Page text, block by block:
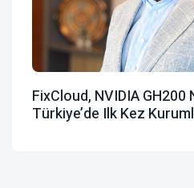
FixCloud, NVIDIA
Türkiye’de Ilk Kez